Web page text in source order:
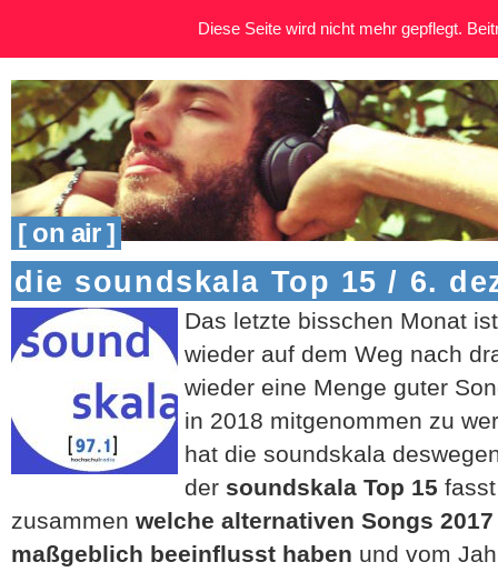
[ on air ]
die soundskala Top 15 / 6.
Das letzte bisschen Monat
wieder auf dem Weg nach
wieder eine Menge guter
in 2018 mitgenommen zu
hat die soundskala
der soundskala Top 15
zusammen welche alternativen Songs
maßgeblich beeinflusst haben und vom
Diese Seite wird nicht mehr gepflegt.